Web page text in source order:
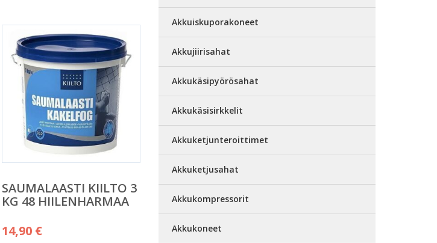
SAUMALAASTI KIILTO 3
KG 48 HIILENHARMAA
14,90 €
Akkuiskuporakoneet
Akkujiirisahat
Akkukäsipyörösahat
Akkukäsisirkkelit
Akkuketjunteroittimet
Akkuketjusahat
Akkukompressorit
Akkukoneet